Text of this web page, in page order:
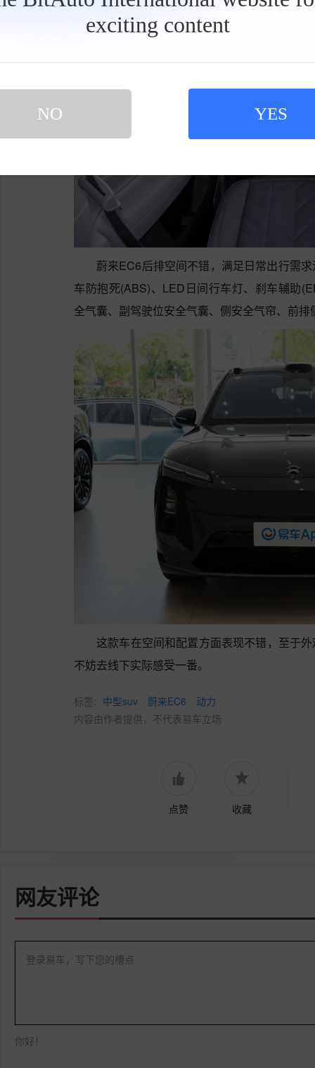
exciting content
NO YES
蔚来EC6后排空间不错，满足日常出行需
车防抱死(ABS)、LED日间行车灯、刹车辅助
全气囊、副驾驶位安全气囊、侧安全气帘、前
这款车在空间和配置方面表现不错，至于
不妨去线下实际感受一番。
标签: 中型suv 蔚来EC6
动力
内容由作者提供，不代表易车立场
点赞 收藏
网友评论
登录易车，写下您的槽点
你好！